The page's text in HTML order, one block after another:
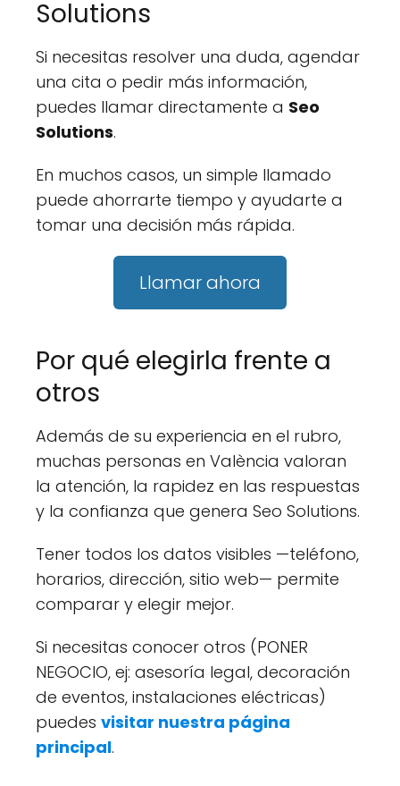
Solutions
Si necesitas resolver una duda, agendar
una cita o pedir más información,
puedes llamar directamente a Seo
Solutions.
En muchos casos, un simple llamado
puede ahorrarte tiempo y ayudarte a
tomar una decisión más rápida.
Llamar ahora
Por qué elegirla frente a
otros
Además de su experiencia en el rubro,
muchas personas en València valoran
la atención, la rapidez en las respuestas
y la confianza que genera Seo Solutions.
Tener todos los datos visibles —teléfono,
horarios, dirección, sitio web— permite
comparar y elegir mejor.
Si necesitas conocer otros (PONER
NEGOCIO, ej: asesoría legal, decoración
de eventos, instalaciones eléctricas)
puedes visitar nuestra página
principal.